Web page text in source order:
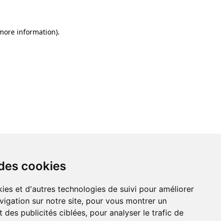
cookies
et d'autres technologies de suivi pour améliorer
sur notre site, pour vous montrer un
des publicités ciblées, pour analyser le trafic de
information).